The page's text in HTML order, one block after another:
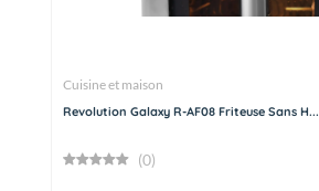
Cuisine et maison
Revolution Galaxy R-AF08 Friteuse Sans H...
(0)